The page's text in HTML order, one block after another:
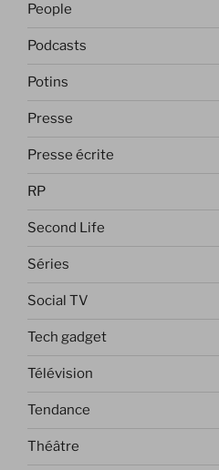
People
Podcasts
Potins
Presse
Presse écrite
RP
Second Life
Séries
Social TV
Tech gadget
Télévision
Tendance
Théâtre